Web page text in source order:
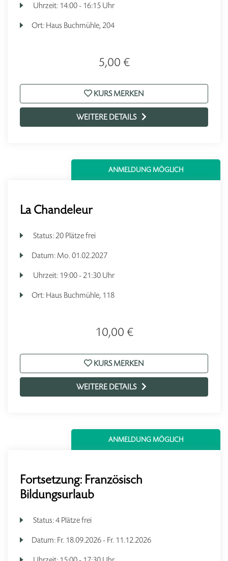
Uhrzeit: 14:00 - 16:15 Uhr
Ort: Haus Buchmühle, 204
5,00 €
KURS MERKEN
WEITERE DETAILS
ANMELDUNG MÖGLICH
La Chandeleur
Status:20 Plätze frei
Datum: Mo. 01.02.2027
Uhrzeit: 19:00 - 21:30 Uhr
Ort: Haus Buchmühle, 118
10,00 €
KURS MERKEN
WEITERE DETAILS
ANMELDUNG MÖGLICH
Fortsetzung: Französisch
Bildungsurlaub
Status:4 Plätze frei
Datum: Fr. 18.09.2026 - Fr. 11.12.2026